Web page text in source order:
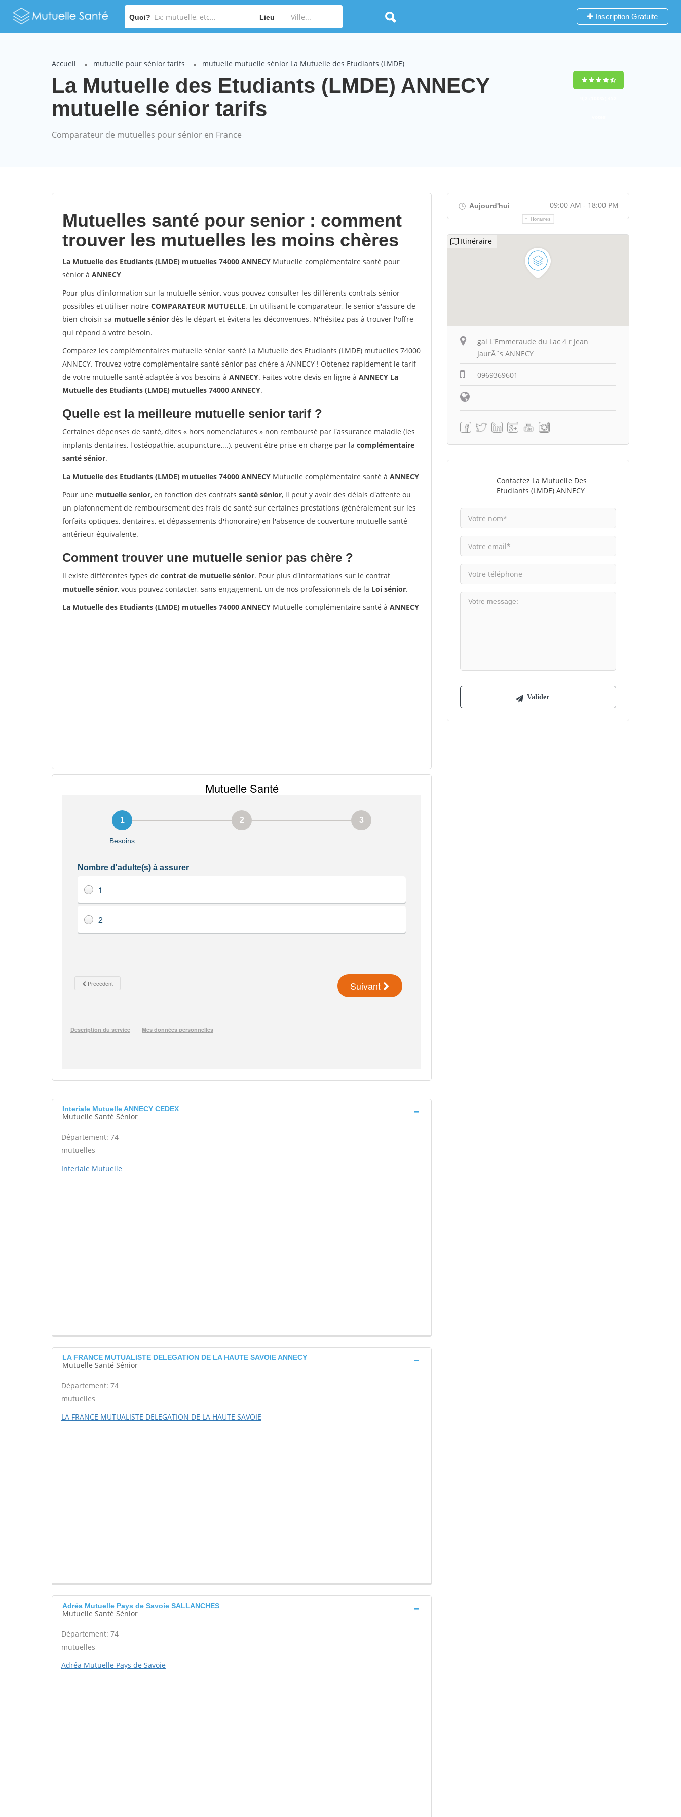
Quoi? Lieu Inscription Gratuite
Accueil mutuelle pour sénior tarifs mutuelle mutuelle sénior La Mutuelle des Etudiants (LMDE)
La Mutuelle des Etudiants (LMDE) ANNECY
mutuelle sénior tarifs
Comparateur de mutuelles pour sénior en France
Mutuelles santé pour senior : comment
trouver les mutuelles les moins chères
La Mutuelle des Etudiants (LMDE) mutuelles 74000 ANNECY Mutuelle complémentaire santé pour
sénior à ANNECY
Pour plus d'information sur la mutuelle sénior, vous pouvez consulter les différents contrats sénior
possibles et utiliser notre COMPARATEUR MUTUELLE. En utilisant le comparateur, le senior s'assure de
bien choisir sa mutuelle sénior dès le départ et évitera les déconvenues. N'hésitez pas à trouver l'offre
qui répond à votre besoin.
Comparez les complémentaires mutuelle sénior santé La Mutuelle des Etudiants (LMDE) mutuelles 74000
ANNECY. Trouvez votre complémentaire santé sénior pas chère à ANNECY ! Obtenez rapidement le tarif
de votre mutuelle santé adaptée à vos besoins à ANNECY. Faites votre devis en ligne à ANNECY La
Mutuelle des Etudiants (LMDE) mutuelles 74000 ANNECY.
Quelle est la meilleure mutuelle senior tarif ?
Certaines dépenses de santé, dites « hors nomenclatures » non remboursé par l'assurance maladie (les
implants dentaires, l'ostéopathie, acupuncture,...), peuvent être prise en charge par la complémentaire
santé sénior.
La Mutuelle des Etudiants (LMDE) mutuelles 74000 ANNECY Mutuelle complémentaire santé à ANNECY
Pour une mutuelle senior, en fonction des contrats santé sénior, il peut y avoir des délais d'attente ou
un plafonnement de remboursement des frais de santé sur certaines prestations (généralement sur les
forfaits optiques, dentaires, et dépassements d'honoraire) en l'absence de couverture mutuelle santé
antérieur équivalente.
Comment trouver une mutuelle senior pas chère ?
Il existe différentes types de contrat de mutuelle sénior. Pour plus d'informations sur le contrat
mutuelle sénior, vous pouvez contacter, sans engagement, un de nos professionnels de la Loi sénior.
La Mutuelle des Etudiants (LMDE) mutuelles 74000 ANNECY Mutuelle complémentaire santé à ANNECY
Interiale Mutuelle ANNECY CEDEX
Mutuelle Santé Sénior
Département: 74
mutuelles
Interiale Mutuelle
LA FRANCE MUTUALISTE DELEGATION DE LA HAUTE SAVOIE ANNECY
Mutuelle Santé Sénior
Département: 74
mutuelles
LA FRANCE MUTUALISTE DELEGATION DE LA HAUTE SAVOIE
Adréa Mutuelle Pays de Savoie SALLANCHES
Mutuelle Santé Sénior
Département: 74
mutuelles
Adréa Mutuelle Pays de Savoie
Aujourd'hui 09:00 AM - 18:00 PM
Horaires
Itinéraire
gal L'Emmeraude du Lac 4 r Jean
JaurÃ¨s ANNECY
0969369601
Contactez La Mutuelle Des
Etudiants (LMDE) ANNECY